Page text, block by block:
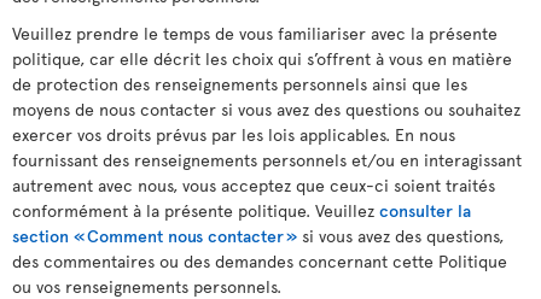
Veuillez prendre le temps de vous familiariser avec la présente
politique, car elle décrit les choix qui s’offrent à vous en matière
de protection des renseignements personnels ainsi que les
moyens de nous contacter si vous avez des questions ou souhaitez
exercer vos droits prévus par les lois applicables. En nous
fournissant des renseignements personnels et/ou en interagissant
autrement avec nous, vous acceptez que ceux-ci soient traités
conformément à la présente politique. Veuillez consulter la
section « Comment nous contacter » si vous avez des questions,
des commentaires ou des demandes concernant cette Politique
ou vos renseignements personnels.